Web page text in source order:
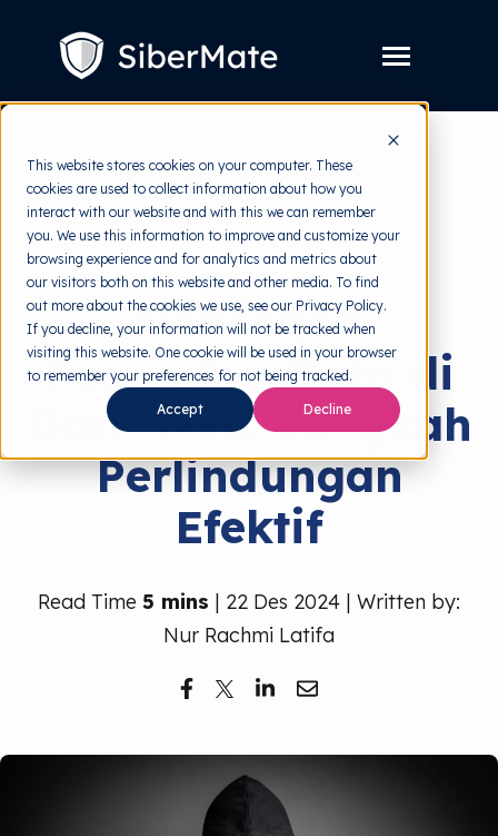
This website stores cookies on your computer. These
cookies are used to collect information about how you
interact with our website and with this we can remember
you. We use this information to improve and customize your
browsing experience and for analytics and metrics about
our visitors both on this website and other media. To find
out more about the cookies we use, see our Privacy Policy.
If you decline, your information will not be tracked when
visiting this website. One cookie will be used in your browser
to remember your preferences for not being tracked.
Accept Decline
Toggle
Layanan
children
for
Layanan
Harga
Resources Toggle
children
for
Resources
Tools Gratis Toggle
children
for
Tools
Tentang
Coba Gratis
back to HRMI
Dark Web
Mencegah
Penjualan Data di
Dark Web: Langkah
Perlindungan
Efektif
Read Time 5 mins | 22 Des 2024 | Written by:
Nur Rachmi Latifa